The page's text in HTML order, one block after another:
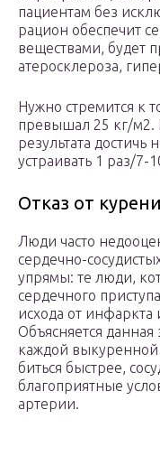
пациентам без
рацион обеспечит
веществами, будет
атеросклероза,
Нужно стремится к
превышал 25 кг/м2.
результата достичь
устраивать 1 раз/7-
Отказ от
Люди часто
сердечно-
упрямы: те люди,
сердечного
исхода от инфаркта
Объясняется
каждой выкуренной
биться быстрее,
благоприятные
артерии.